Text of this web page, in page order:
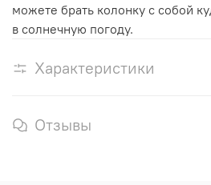
можете брать колонку с собой
в солнечную погоду.
Характеристики
Отзывы